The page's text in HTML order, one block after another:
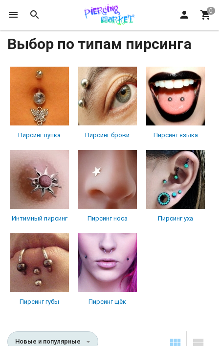
Выбор по типам пирсинга
Пирсинг пупка Пирсинг брови Пирсинг языка
Интимный пирсинг Пирсинг носа Пирсинг уха
Пирсинг губы Пирсинг щёк
Новые и популярные